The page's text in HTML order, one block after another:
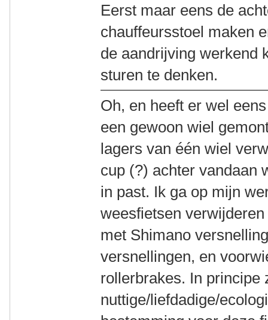
Eerst maar eens de
chauffeursstoel maken
de aandrijving werkend
sturen te denken.
Oh, en heeft er wel
een gewoon wiel
lagers van één wiel
cup (?) achter vandaan
in past. Ik ga op mijn
weesfietsen
met Shimano
versnellingen, en
rollerbrakes. In principe
nuttige/liefdadige/